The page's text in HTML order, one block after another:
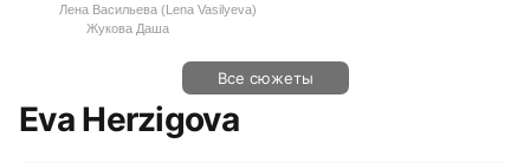
Лена Васильева (Lena Vasilyeva)
Жукова Даша
Все сюжеты
Eva Herzigova